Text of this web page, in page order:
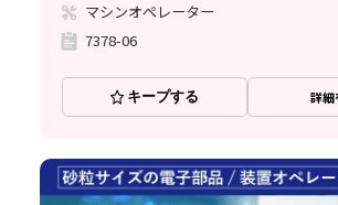
マシンオペレーター
7378-06
キープする 詳細